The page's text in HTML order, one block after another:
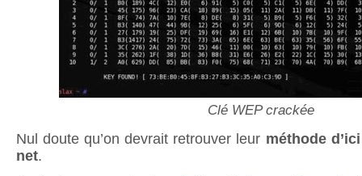
Clé WEP crackée
Nul doute qu’on devrait retrouver leur méthode
net.